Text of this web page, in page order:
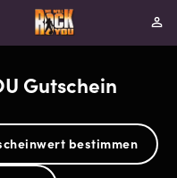
Gutschein
bestimmen